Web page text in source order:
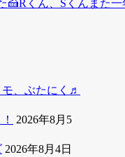
くん、Sくんまた
、ぶたにく♬
2026年8月5
2026年8月4日